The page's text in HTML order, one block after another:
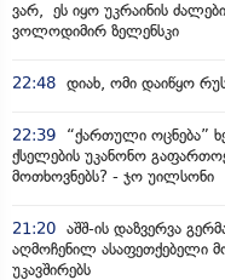
ვარ, ეს იყო უკრაინის
ვოლოდიმირ ზელენსკი
22:48 დიახ, ომი დაიწყო
22:39
“ქართული ოცნება”
ქსელების უკანონო
მოთხოვნებს? - ჯო უილსონი
21:20 აშშ-ის დაზვერვა
აღმოჩენილ ასაფეთქებელი
უკავშირებს